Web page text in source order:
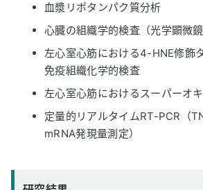
血漿リポタンパク質分析
心臓の組織学的検査（光学顕微鏡
左心室心筋における4-HNE修飾
免疫組織化学的検査
左心室心筋におけるスーパーオ
定量的リアルタイムRT-PCR（
mRNA発現量測定）